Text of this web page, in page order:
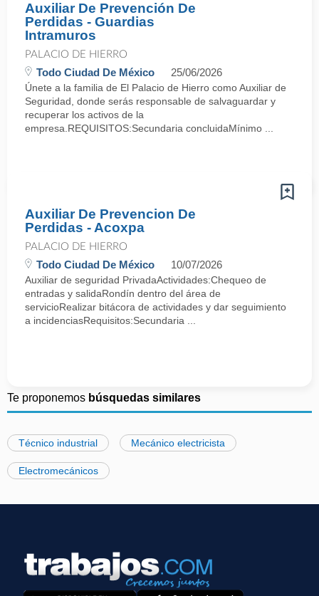
Auxiliar De Prevención De
Perdidas - Guardias
Intramuros
PALACIO DE HIERRO
Todo Ciudad De México 25/06/2026
Únete a la familia de El Palacio de Hierro como Auxiliar de
Seguridad, donde serás responsable de salvaguardar y
recuperar los activos de la
empresa.REQUISITOS:Secundaria concluidaMínimo ...
Auxiliar De Prevencion De
Perdidas - Acoxpa
PALACIO DE HIERRO
Todo Ciudad De México 10/07/2026
Auxiliar de seguridad PrivadaActividades:Chequeo de
entradas y salidaRondín dentro del área de
servicioRealizar bitácora de actividades y dar seguimiento
a incidenciasRequisitos:Secundaria ...
Te proponemos búsquedas similares
Técnico industrial Mecánico electricista
Electromecánicos